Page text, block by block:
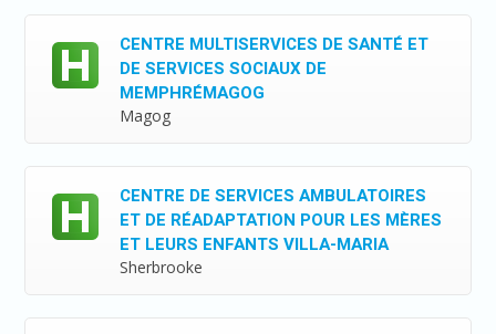
CENTRE MULTISERVICES DE SANTÉ ET
DE SERVICES SOCIAUX DE
MEMPHRÉMAGOG
Magog
CENTRE DE SERVICES AMBULATOIRES
ET DE RÉADAPTATION POUR LES MÈRES
ET LEURS ENFANTS VILLA-MARIA
Sherbrooke